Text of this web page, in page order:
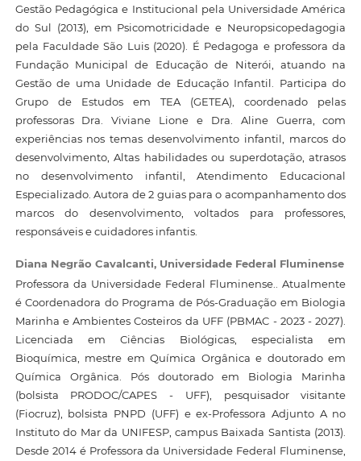
Gestão Pedagógica e Institucional pela Universidade América
do Sul (2013), em Psicomotricidade e Neuropsicopedagogia
pela Faculdade São Luis (2020). É Pedagoga e professora da
Fundação Municipal de Educação de Niterói, atuando na
Gestão de uma Unidade de Educação Infantil. Participa do
Grupo de Estudos em TEA (GETEA), coordenado pelas
professoras Dra. Viviane Lione e Dra. Aline Guerra, com
experiências nos temas desenvolvimento infantil, marcos do
desenvolvimento, Altas habilidades ou superdotação, atrasos
no desenvolvimento infantil, Atendimento Educacional
Especializado. Autora de 2 guias para o acompanhamento dos
marcos do desenvolvimento, voltados para professores,
responsáveis e cuidadores infantis.
Diana Negrão Cavalcanti, Universidade Federal Fluminense
Professora da Universidade Federal Fluminense.. Atualmente
é Coordenadora do Programa de Pós-Graduação em Biologia
Marinha e Ambientes Costeiros da UFF (PBMAC - 2023 - 2027).
Licenciada em Ciências Biológicas, especialista em
Bioquímica, mestre em Química Orgânica e doutorado em
Química Orgânica. Pós doutorado em Biologia Marinha
(bolsista PRODOC/CAPES - UFF), pesquisador visitante
(Fiocruz), bolsista PNPD (UFF) e ex-Professora Adjunto A no
Instituto do Mar da UNIFESP, campus Baixada Santista (2013).
Desde 2014 é Professora da Universidade Federal Fluminense,